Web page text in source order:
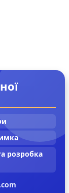
розробка